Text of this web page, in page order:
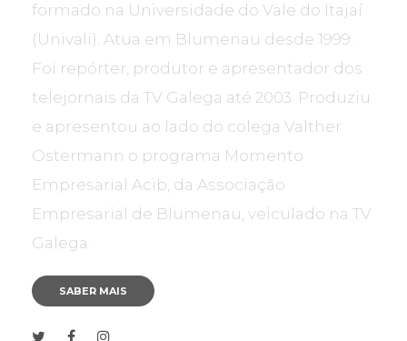
formado na Universidade do Vale do Itajaí
(Univali). Atua em Blumenau desde 1999.
Foi repórter, produtor e apresentador dos
telejornais da TV Galega até 2003. Produziu
e apresentou ao lado do colega Valther
Ostermann o programa Momento
Empresarial Acib, da Associação
Empresarial de Blumenau, veiculado na TV
Galega.
SABER MAIS